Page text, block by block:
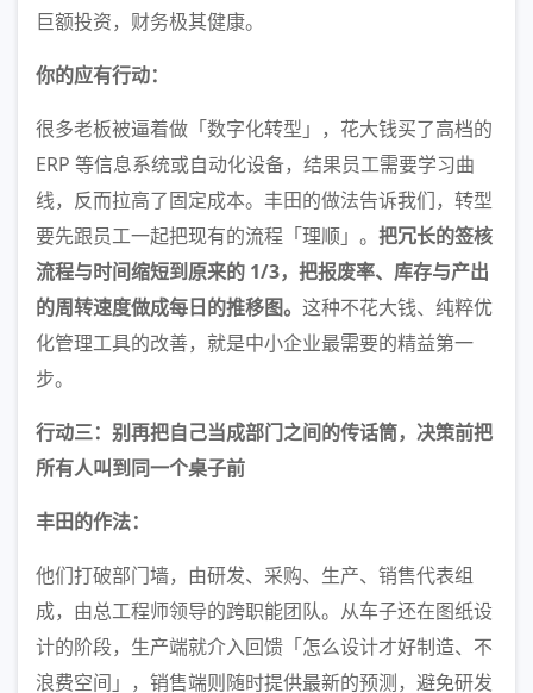
巨额投资，财务极其健康。
你的应有行动：
很多老板被逼着做「数字化转型」，花大钱买了高档的
ERP 等信息系统或自动化设备，结果员工需要学习曲
线，反而拉高了固定成本。丰田的做法告诉我们，转型
要先跟员工一起把现有的流程「理顺」。 把冗长的签核
流程与时间缩短到原来的 1/3，把报废率、库存与产出
的周转速度做成每日的推移图。 这种不花大钱、纯粹优
化管理工具的改善，就是中小企业最需要的精益第一
步。
行动三：别再把自己当成部门之间的传话筒，决策前把
所有人叫到同一个桌子前
丰田的作法：
他们打破部门墙，由研发、采购、生产、销售代表组
成，由总工程师领导的跨职能团队。从车子还在图纸设
计的阶段，生产端就介入回馈「怎么设计才好制造、不
浪费空间」，销售端则随时提供最新的预测，避免研发